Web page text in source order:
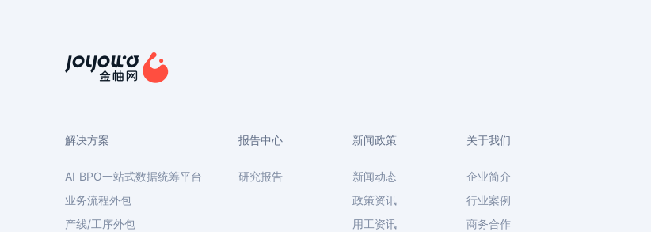
解决方案
AI BPO一站式数据统筹平台
业务流程外包
产线/工序外包
报告中心
研究报告
新闻政策
新闻动态
政策资讯
用工资讯
关于我们
企业简介
行业案例
商务合作